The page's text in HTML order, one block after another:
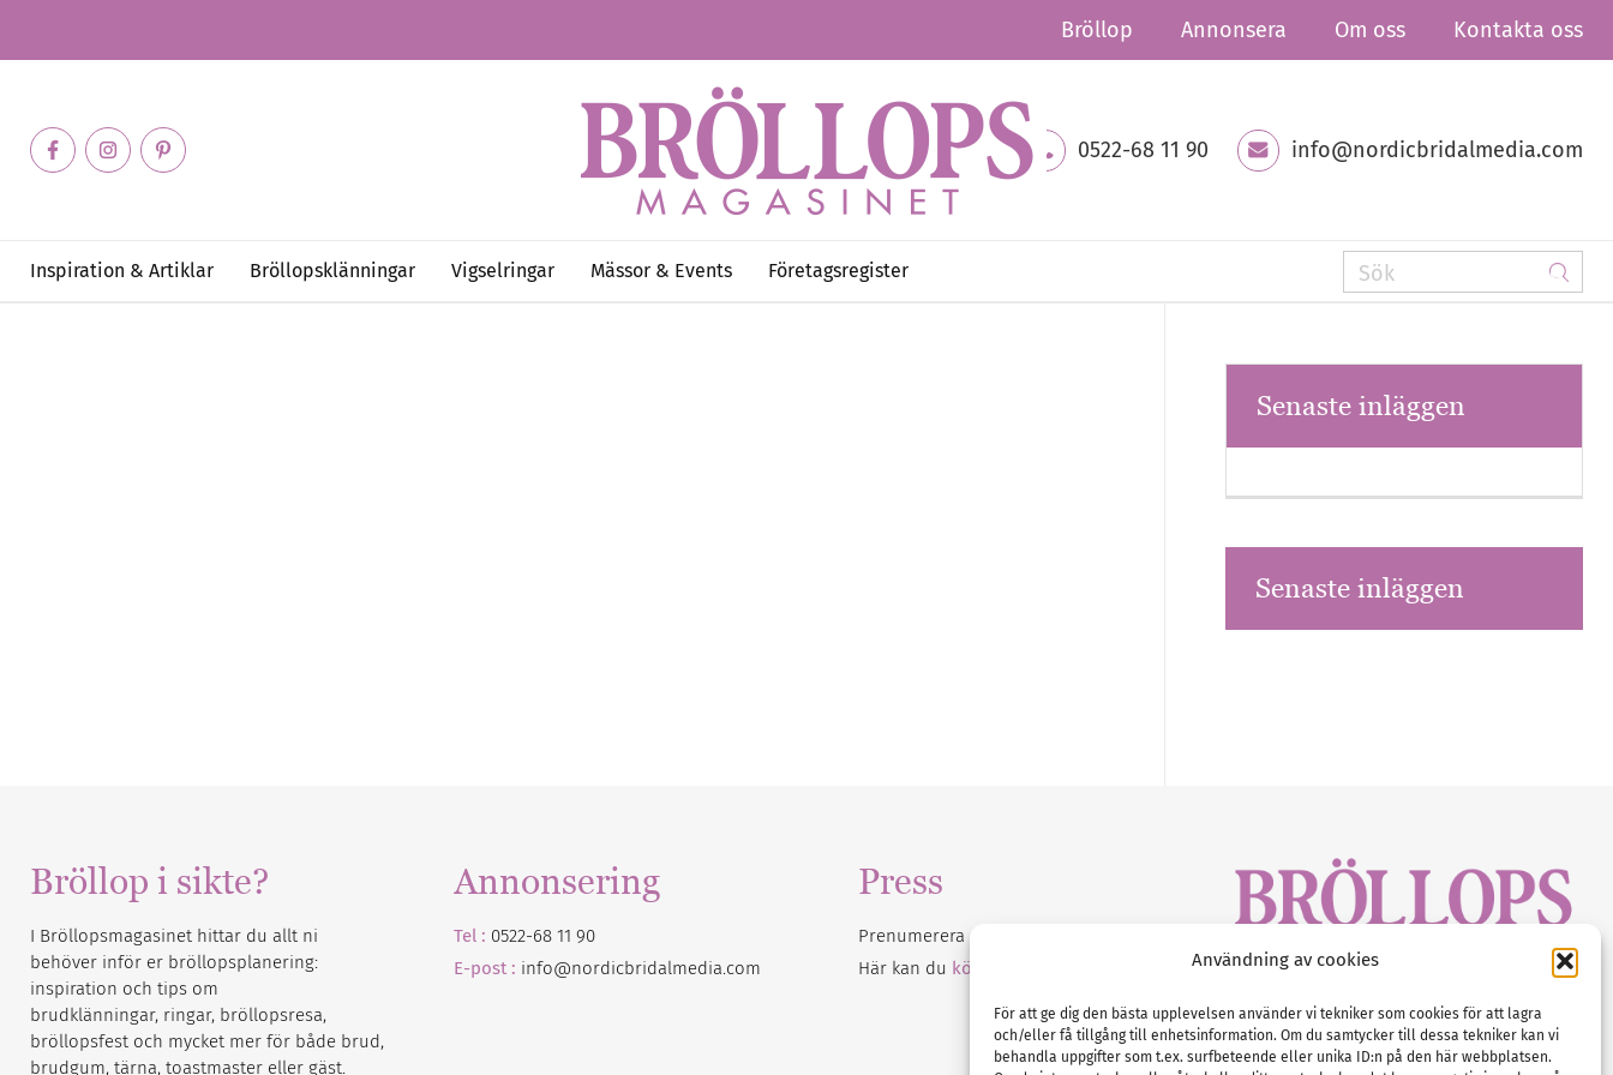
Användning av cookies
För att ge dig den bästa upplevelsen använder vi tekniker som cookies för att lagra
och/eller få tillgång till enhetsinformation. Om du samtycker till dessa tekniker kan vi
behandla uppgifter som t.ex. surfbeteende eller unika ID:n på den här webbplatsen.
Bröllop Annonsera Om oss Kontakta oss
0522-68 11 90 info@nordicbridalmedia.com
Inspiration & Artiklar Bröllopsklänningar Vigselringar Mässor & Events Företagsregister
Senaste inläggen
Senaste inläggen
Bröllop i sikte?
I Bröllopsmagasinet hittar du allt ni
behöver inför er bröllopsplanering:
inspiration och tips om
brudklänningar, ringar, bröllopsresa,
bröllopsfest och mycket mer för både brud,
brudgum, tärna, toastmaster eller gäst.
Annonsering
Tel : 0522-68 11 90
E-post : info@nordicbridalmedia.com
Press
Prenumerera på vårt
Här kan du köpa Bröllopsmagasinet
Tel :0522-68 11 90
E-post:info@nordicbridalmedia.com